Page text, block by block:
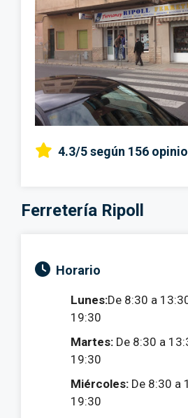
4.3/5según 156
Ferretería Ripoll
Horario
Lunes:De 8:30 a
19:30
Martes: De 8:30 a
19:30
Miércoles: De 8:30 a
19:30